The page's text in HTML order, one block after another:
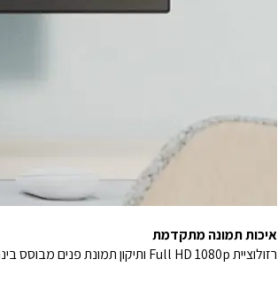
איכות תמונה מתקדמת
רזולוציית Full HD 1080p ותיקון תמונת פנים מבוסס בינה מלאכותית מספקים איכות תמונה יוצאת דופן כך שאחרים יכולים לראות אתכם בבהירות רבה יותר.